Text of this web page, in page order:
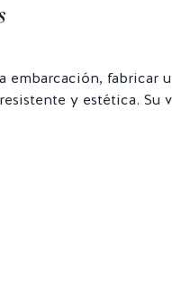
embarcación,
y estética.